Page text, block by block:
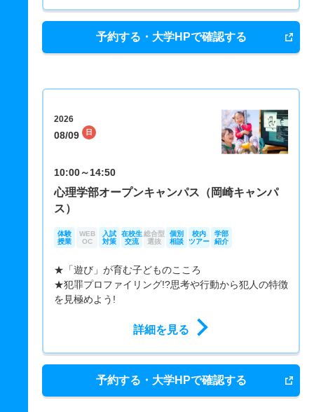
予約する・大学HPで確認する
2026
08/09 日
10:00～14:50
心理学部オープンキャンパス（岡崎キャンパ
ス）
体験
授業
WEB
OC
入試
対策
在校生
交流
総合型
選抜
個別
相談
校内
ツアー
学部
紹介
★「遊び」が育む子どものこころ
★犯罪プロファイリング!?思考や行動から犯人の特徴
を見極めよう!
詳細を見る
予約する・大学HPで確認する